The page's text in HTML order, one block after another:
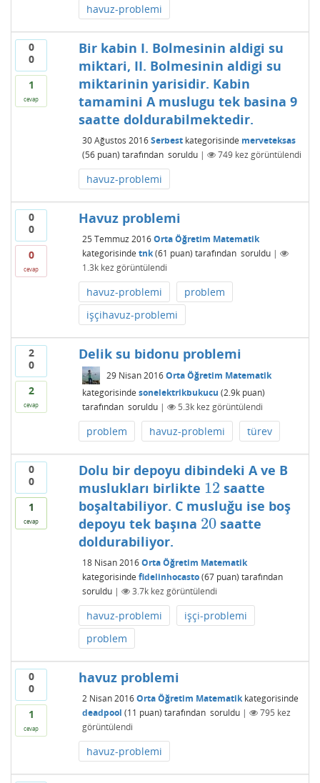
havuz-problemi
0
0
1
cevap
Bir kabin I. Bolmesinin aldigi su
miktari, II. Bolmesinin aldigi su
miktarinin yarisidir. Kabin
tamamini A muslugu tek basina 9
saatte doldurabilmektedir.
30 Ağustos 2016 Serbestkategorisinde merveteksas
(56puan) tarafından soruldu | 749kez görüntülendi
havuz-problemi
0
0
0
cevap
Havuz problemi
25 Temmuz 2016 Orta Öğretim Matematik
kategorisinde tnk (61 puan) tarafından soruldu |
1.3kkez görüntülendi
havuz-problemi
problem
işçihavuz-problemi
2
0
2
cevap
Delik su bidonu problemi
29 Nisan 2016 Orta Öğretim Matematik
kategorisinde sonelektrikbukucu (2.9kpuan)
tarafından soruldu | 5.3kkez görüntülendi
problem havuz-problemi türev
0
0
1
cevap
Dolu bir depoyu dibindeki A ve B
muslukları birlikte 12
12 saatte
boşaltabiliyor. C musluğu ise boş
depoyu tek başına 20
20 saatte
doldurabiliyor.
18 Nisan 2016 Orta Öğretim Matematik
kategorisinde fidelinhocasto (67puan) tarafından
soruldu | 3.7kkez görüntülendi
havuz-problemi
işçi-problemi
problem
0
0
1
cevap
havuz problemi
2 Nisan 2016 Orta Öğretim Matematikkategorisinde
deadpool (11 puan) tarafından soruldu | 795 kez
görüntülendi
havuz-problemi